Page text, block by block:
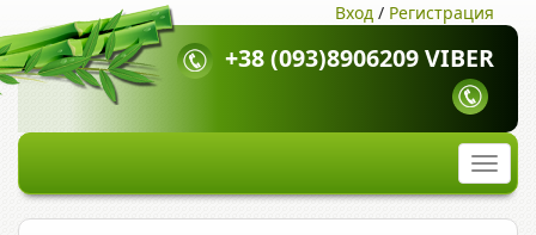
Вход / Регистрация
+38 (093)8906209 VIBER